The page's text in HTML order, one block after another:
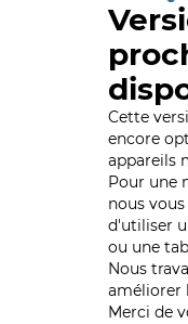
Cette
encore
appareils
Pour une
nous
d'utiliser
ou une
Nous
améliorer
Merci de